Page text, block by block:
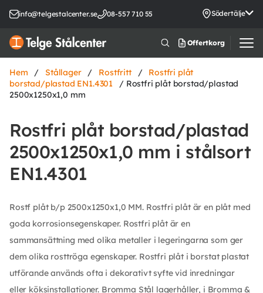
info@telgestalcenter.se 08-557 710 55 Södertälje
Offertkorg
Hem / Stållager / Rostfritt /
Rostfri plåt
borstad/plastad EN1.4301
/ Rostfri plåt borstad/plastad
2500x1250x1,0 mm
Rostfri plåt borstad/plastad
2500x1250x1,0 mm i stålsort
EN1.4301
Rostf plåt b/p 2500x1250x1,0 MM. Rostfri plåt är en plåt med
goda korrosionsegenskaper. Rostfri plåt är en
sammansättning med olika metaller i legeringarna som ger
dem olika rosttröga egenskaper. Rostfri plåt i borstat plastat
utförande används ofta i dekorativt syfte vid inredningar
eller köksinstallationer. Bromma Stål lagerhåller, i Bromma &